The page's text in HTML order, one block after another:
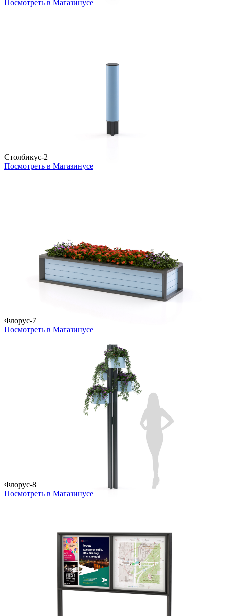
Посмотреть в Магазинусе
Столбикус-2
Посмотреть в Магазинусе
Флорус-7
Посмотреть в Магазинусе
Флорус-8
Посмотреть в Магазинусе